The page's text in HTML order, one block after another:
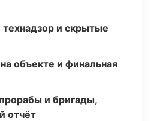
и скрытые
объекте и финальная
и бригады,
отчёт